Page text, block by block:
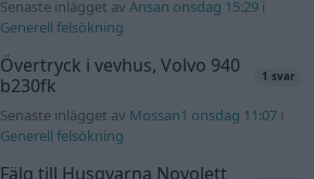
Senaste inlägget avAnsan onsdag 15:29 i
Generell felsökning
Övertryck i vevhus, Volvo 940
b230fk
1 svar
Senaste inlägget av Mossan1 onsdag 11:07 i
Generell felsökning
Fälg till Husqvarna Novolett